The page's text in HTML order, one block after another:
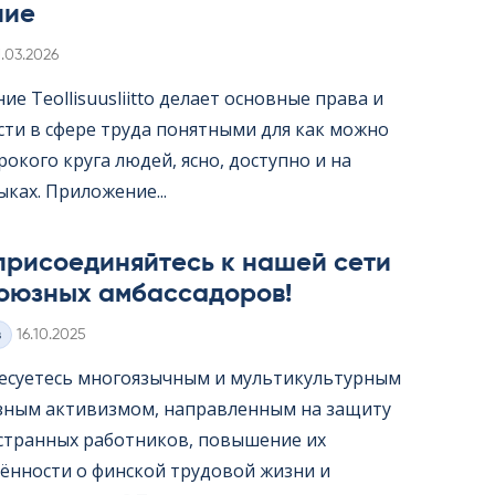
Teol­li­suus­liitto делает основные права и
в сфере труда понятными для как можно
круга людей, ясно, доступно и на
Приложение...
к нашей сети
амбассадоров!
Kirjoitettu
16.10.2025
многоязычным и мультикультурным
активизмом, направленным на защиту
работников, повышение их
о финской трудовой жизни и